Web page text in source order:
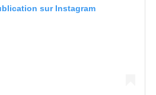
sur Instagram